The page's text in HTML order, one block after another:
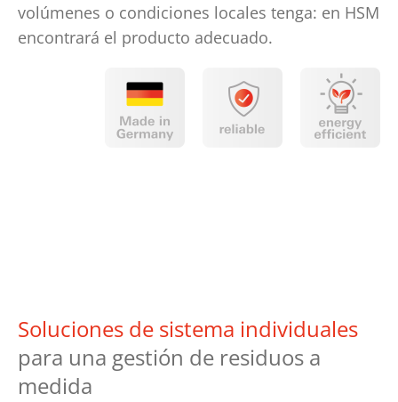
volúmenes o condiciones locales tenga: en HSM
encontrará el producto adecuado.
Soluciones de sistema individuales
para una gestión de residuos a
medida